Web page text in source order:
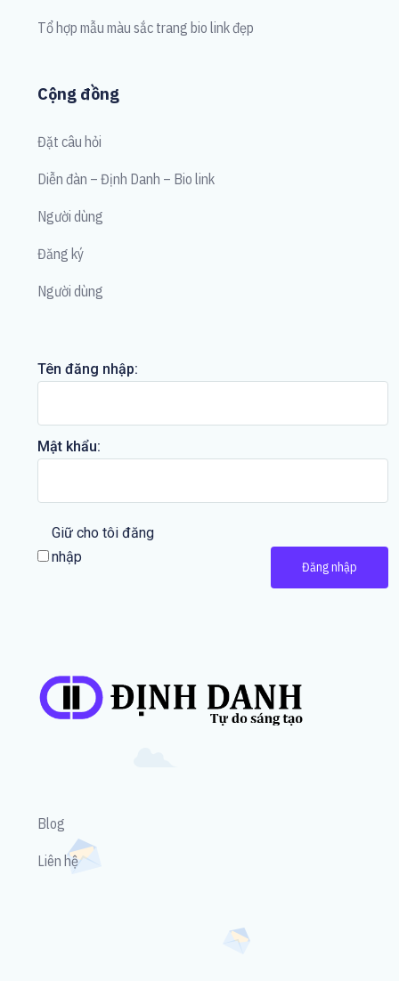
Tổ hợp mẫu màu sắc trang bio link đẹp
Cộng đồng
Đặt câu hỏi
Diễn đàn – Định Danh – Bio link
Người dùng
Đăng ký
Người dùng
Tên đăng nhập:
Mật khẩu:
Giữ cho tôi đăng
nhập
Đăng nhập
Blog
Liên hệ